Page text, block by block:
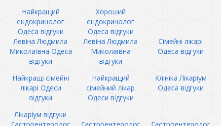
Найкращий
ендокринолог
Одеса відгуки
Хороший
ендокринолог
Одеса відгуки
Левіна Людмила
Миколаївна Одеса
відгуки
Левіна Людмила
Миколаївна
відгуки
Сімейні лікарі
Одеса відгуки
Найкращі сімейні
лікарі Одеси
відгуки
Найкращий
сімейний лікар
Одеси відгуки
Клініка Лікаріум
Одеса відгуки
Лікаріум відгуки